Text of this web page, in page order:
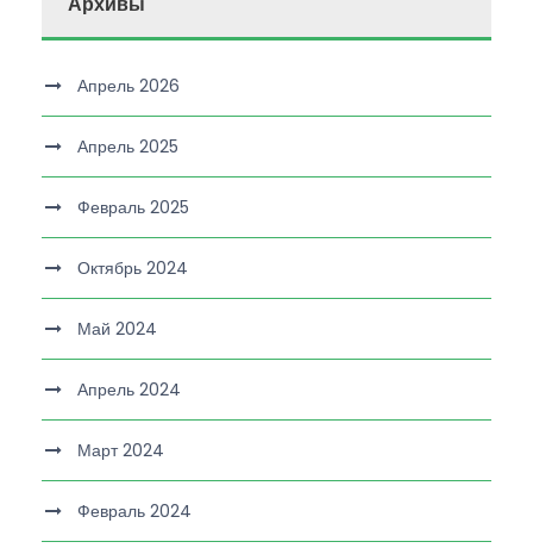
Апрель 2026
Апрель 2025
Февраль 2025
Октябрь 2024
Май 2024
Апрель 2024
Март 2024
Февраль 2024